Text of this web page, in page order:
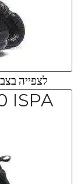
לצפייה
ISPA